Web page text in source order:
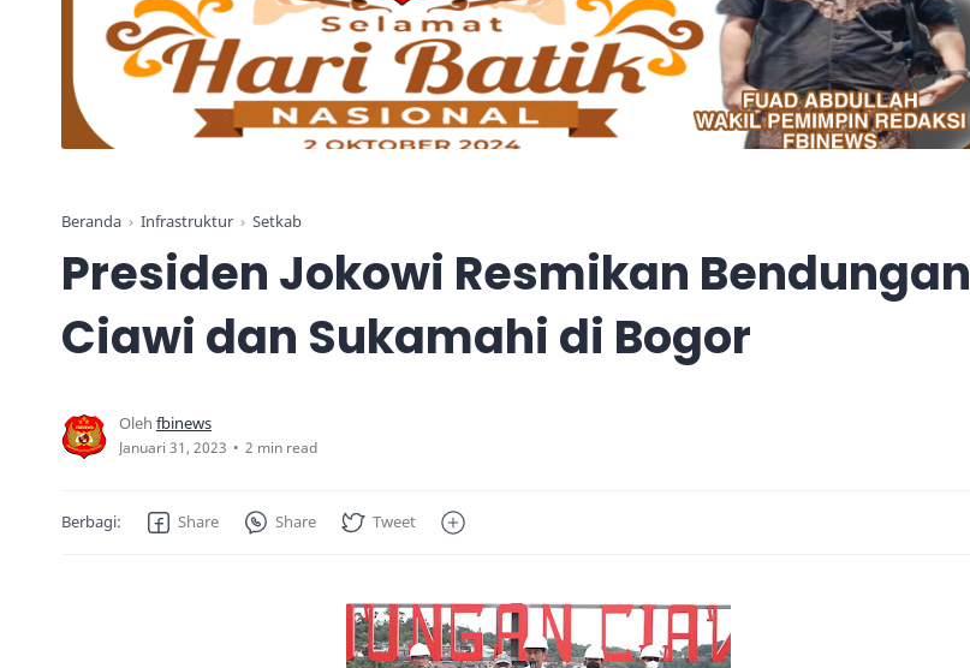
Beranda Infrastruktur Setkab
Presiden Jokowi Resmikan Bendungan
Ciawi dan Sukamahi di Bogor
2 min read